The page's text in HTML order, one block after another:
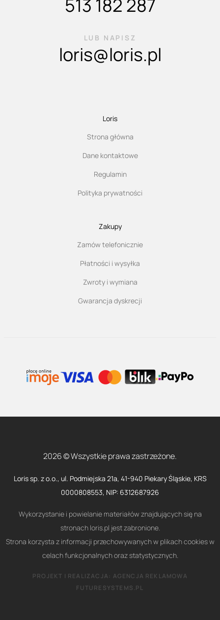
513 182 287
LUB NAPISZ
loris@loris.pl
Loris
Strona główna
Dane kontaktowe
Regulamin
Polityka prywatności
Zakupy
Zamów telefonicznie
Płatności i wysyłka
Zwroty i wymiana
Gwarancja dyskrecji
2026 © Wszystkie prawa zastrzeżone.
Loris sp. z o.o., ul. Podmiejska 21a, 41-940 Piekary Śląskie, KRS
0000808553, NIP: 6312687926
Wykorzystanie i powielanie materiałów znajdujących się na
stronach loris.pl jest zabronione.
Strona korzysta z informacji przechowywanych w plikach cookies w
celach funkcjonalnych oraz statystycznych.
PROJEKT I REALIZACJA: AGENCJA REKLAMOWA
FUTURESYSTEMS.PL